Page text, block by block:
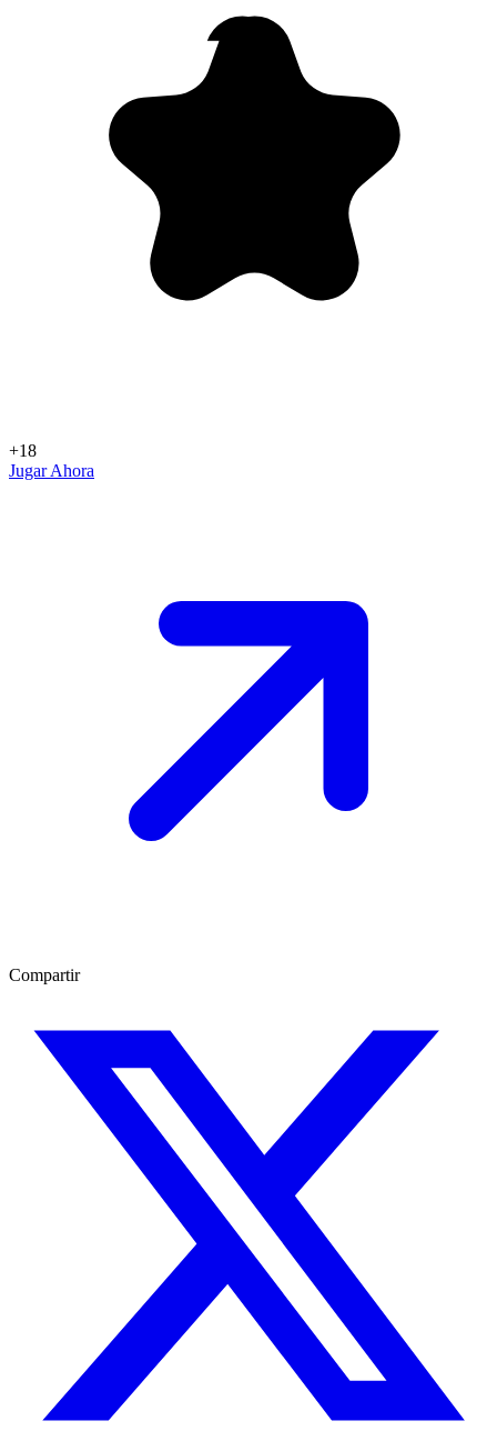
+18
Jugar Ahora
Compartir